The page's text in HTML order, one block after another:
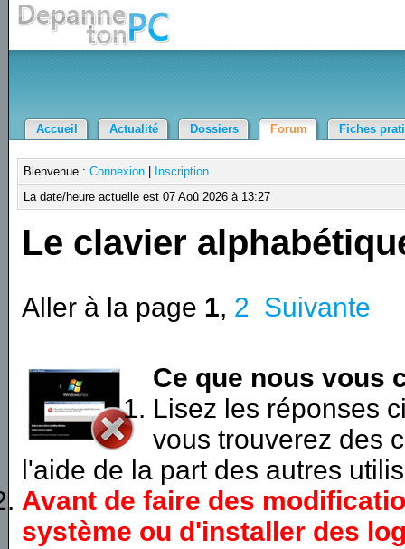
Accueil Actualité Dossiers Forum Fiches
Bienvenue :Connexion
Inscription
La date/heure actuelle est 07 Aoû 2026 à 13:27
Le clavier
Aller à la page 1, 2 Suivante
Ce que nous vous
Lisez les réponses
vous trouverez des
l'aide de la part des autres
Avant de faire des
système ou d'installer des